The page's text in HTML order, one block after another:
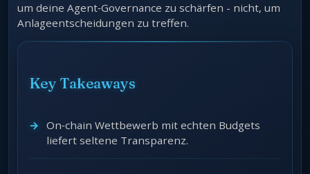
um deine Agent‑Governance zu schärfen - nicht, um
Anlageentscheidungen zu treffen.
Key Takeaways
On‑chain Wettbewerb mit echten Budgets
liefert seltene Transparenz.